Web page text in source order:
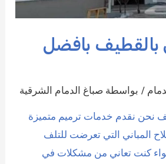
بالقطيف بافضل
/ بواسطة صباغ الدمام الشرقية
نحن نقدم خدمات ترميم متميزة
المباني التي تعرضت للتلف
كنت تعاني من مشكلات في